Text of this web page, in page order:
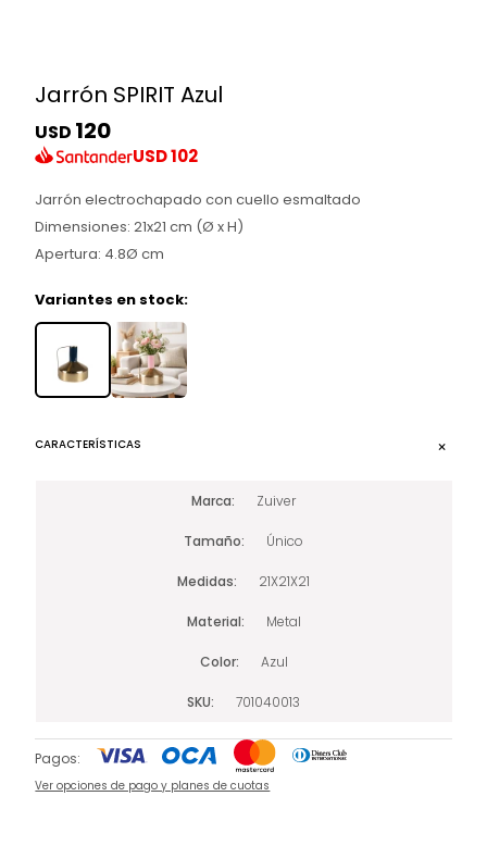
Jarrón SPIRIT Azul
USD 120
USD102
Jarrón electrochapado con cuello esmaltado
Dimensiones: 21x21 cm (Ø x H)
Apertura: 4.8Ø cm
Variantes en stock:
CARACTERÍSTICAS
Marca Zuiver
Tamaño Único
Medidas 21X21X21
Material Metal
Color Azul
SKU 701040013
Pagos:
Ver opciones de pago y planes de cuotas